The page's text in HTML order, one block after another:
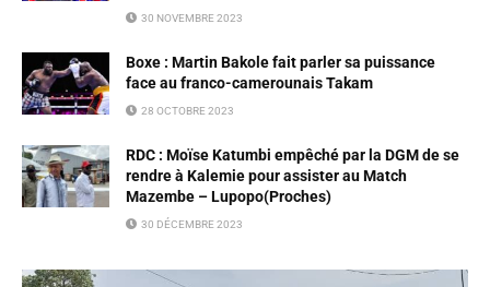
30 NOVEMBRE 2023
Boxe : Martin Bakole fait parler sa puissance
face au franco-camerounais Takam
28 OCTOBRE 2023
RDC : Moïse Katumbi empêché par la DGM de se
rendre à Kalemie pour assister au Match
Mazembe – Lupopo(Proches)
30 DÉCEMBRE 2023